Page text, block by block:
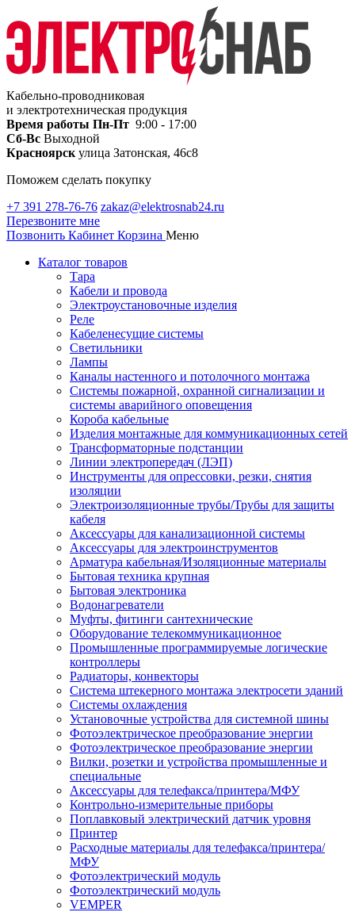
Кабельно-проводниковая
и электротехническая продукция
Время работы Пн-Пт 9:00 - 17:00
Сб-Вс Выходной
Красноярск улица Затонская, 46с8
Поможем сделать покупку
+7 391 278-76-76 zakaz@elektrosnab24.ru
Перезвоните мне
Позвонить Кабинет Корзина Меню
Каталог товаров
Тара
Кабели и провода
Электроустановочные изделия
Реле
Кабеленесущие системы
Светильники
Лампы
Каналы настенного и потолочного монтажа
Системы пожарной, охранной сигнализации и
системы аварийного оповещения
Короба кабельные
Изделия монтажные для коммуникационных сетей
Трансформаторные подстанции
Линии электропередач (ЛЭП)
Инструменты для опрессовки, резки, снятия
изоляции
Электроизоляционные трубы/Трубы для защиты
кабеля
Аксессуары для канализационной системы
Аксессуары для электроинструментов
Арматура кабельная/Изоляционные материалы
Бытовая техника крупная
Бытовая электроника
Водонагреватели
Муфты, фитинги сантехнические
Оборудование телекоммуникационное
Промышленные программируемые логические
контроллеры
Радиаторы, конвекторы
Система штекерного монтажа электросети зданий
Системы охлаждения
Установочные устройства для системной шины
Фотоэлектрическое преобразование энергии
Фотоэлектрическое преобразование энергии
Вилки, розетки и устройства промышленные и
специальные
Аксессуары для телефакса/принтера/МФУ
Контрольно-измерительные приборы
Поплавковый электрический датчик уровня
Принтер
Расходные материалы для телефакса/принтера/
МФУ
Фотоэлектрический модуль
Фотоэлектрический модуль
VEMPER